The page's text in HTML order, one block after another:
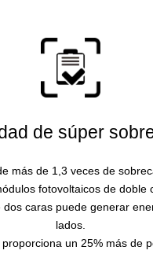
de súper
más de 1,3 veces de
fotovoltaicos de doble
dos caras puede generar
lados.
un 25% más de